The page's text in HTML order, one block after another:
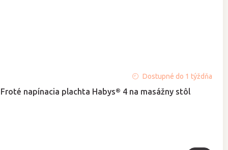
Froté napínacia plachta Habys® 4 na masážny stôl
hodnotenie
produktu
Dostupné do 1 týždňa